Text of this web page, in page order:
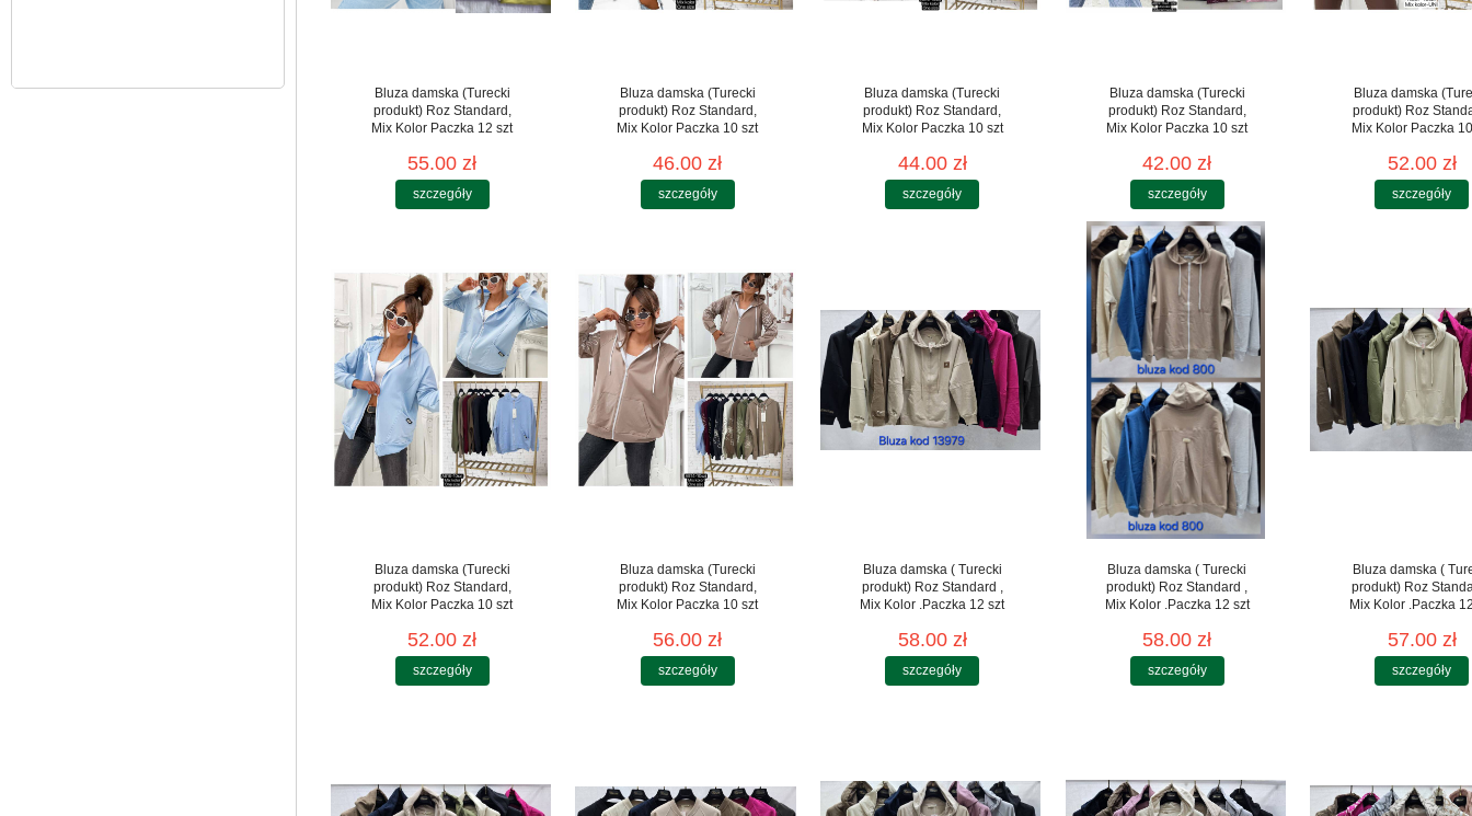
Bluza damska (Turecki
produkt) Roz Standard,
Mix Kolor Paczka 12 szt
55.00 zł
szczegóły
Bluza damska (Turecki
produkt) Roz Standard,
Mix Kolor Paczka 10 szt
46.00 zł
szczegóły
Bluza damska (Turecki
produkt) Roz Standard,
Mix Kolor Paczka 10 szt
44.00 zł
szczegóły
Bluza damska (Turecki
produkt) Roz Standard,
Mix Kolor Paczka 10 szt
42.00 zł
szczegóły
Bluza damska
produkt) Roz
Mix Kolor Paczka
52.00 zł
szczegóły
Bluza damska (Turecki
produkt) Roz Standard,
Mix Kolor Paczka 10 szt
52.00 zł
szczegóły
Bluza damska (Turecki
produkt) Roz Standard,
Mix Kolor Paczka 10 szt
56.00 zł
szczegóły
Bluza damska ( Turecki
produkt) Roz Standard ,
Mix Kolor .Paczka 12 szt
58.00 zł
szczegóły
Bluza damska ( Turecki
produkt) Roz Standard ,
Mix Kolor .Paczka 12 szt
58.00 zł
szczegóły
Bluza damska (
produkt) Roz
Mix Kolor .Paczka
57.00 zł
szczegóły